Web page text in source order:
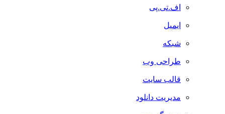
اف.تی.پی
ایمیل
شبکه
طراحی وب
قالب سایت
مدیریت دانلود